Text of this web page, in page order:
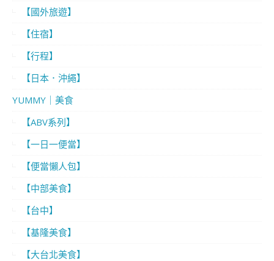
【國外旅遊】
【住宿】
【行程】
【日本．沖繩】
YUMMY｜美食
【ABV系列】
【一日一便當】
【便當懶人包】
【中部美食】
【台中】
【基隆美食】
【大台北美食】